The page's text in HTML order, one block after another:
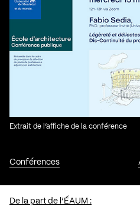
Conférences
Extrait de l’affiche de la conférence
De la part de l’ÉAUM :